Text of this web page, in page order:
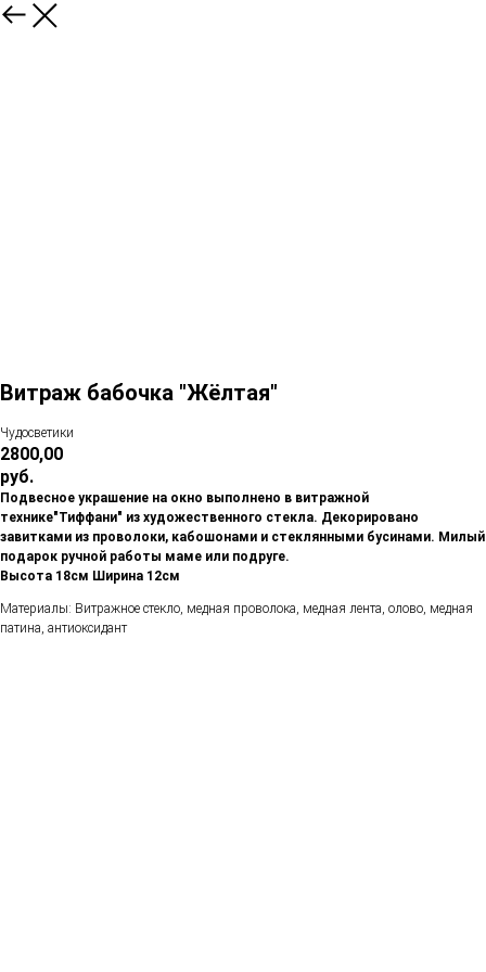
Витраж бабочка "Жёлтая"
Чудосветики
2800,00
руб.
Подвесное украшение на окно выполнено в витражной
технике"Тиффани" из художественного стекла. Декорировано
завитками из проволоки, кабошонами и стеклянными бусинами. Милый
подарок ручной работы маме или подруге.
Высота 18см Ширина 12см
Материалы: Витражное стекло, медная проволока, медная лента, олово, медная
патина, антиоксидант